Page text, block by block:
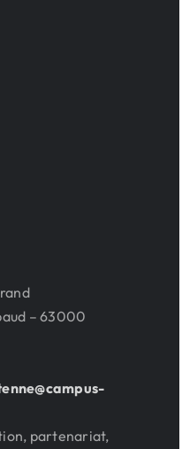
– 63000
partenariat,